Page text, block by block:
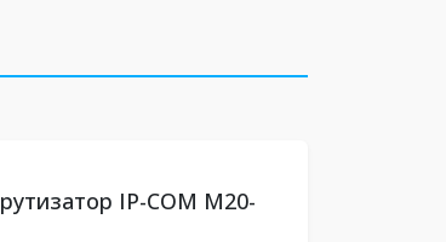
IP-COM M20-